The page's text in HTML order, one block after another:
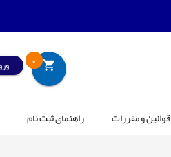
0
قوانین و مقررات راهنمای ثبت نام